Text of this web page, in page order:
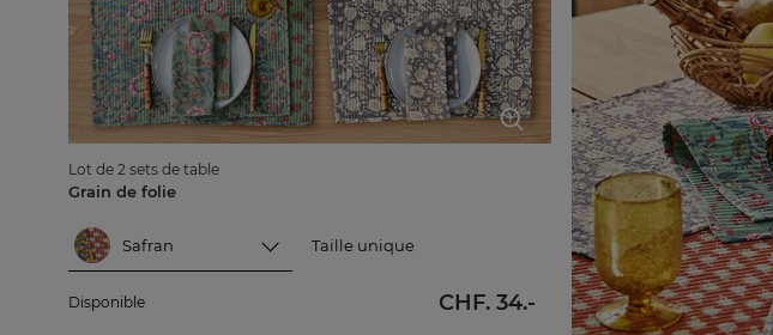
Lot de 2 sets de table
Grain de folie
Safran
Safran
Taille unique
Disponible CHF. 34.-